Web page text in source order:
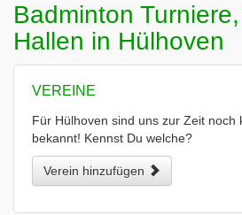
Badminton
Hallen in Hülhoven
VEREINE
Für Hülhoven sind uns zur Zeit noch
bekannt! Kennst Du welche?
Verein hinzufügen